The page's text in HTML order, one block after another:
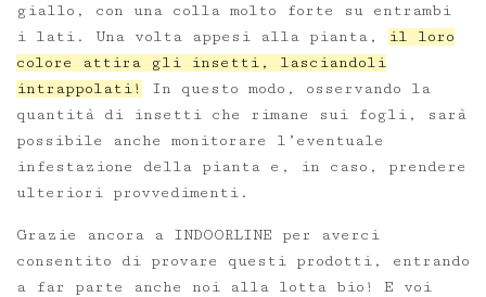
giallo, con una colla molto forte su entrambi
i lati. Una volta appesi alla pianta,
il loro
colore attira gli insetti, lasciandoli
intrappolati!
In questo modo, osservando la
quantità di insetti che rimane sui fogli, sarà
possibile anche monitorare l’eventuale
infestazione della pianta e, in caso, prendere
ulteriori provvedimenti.
Grazie ancora a INDOORLINE per averci
consentito di provare questi prodotti, entrando
a far parte anche noi alla lotta bio! E voi